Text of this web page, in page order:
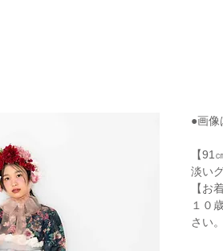
●画像
【91
淡い
【お
１０
さい